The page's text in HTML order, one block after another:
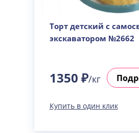
Торт детский с
экскаватором №2662
1350 ₽/кг
Купить в один клик